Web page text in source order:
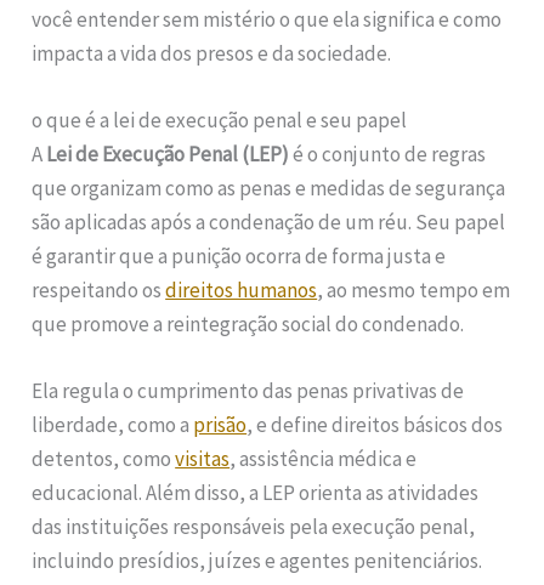
você entender sem mistério o que ela significa e como
impacta a vida dos presos e da sociedade.
o que é a lei de execução penal e seu papel
ALei de Execução Penal (LEP)é o conjunto de regras
que organizam como as penas e medidas de segurança
são aplicadas após a condenação de um réu. Seu papel
é garantir que a punição ocorra de forma justa e
respeitando osdireitos humanos, ao mesmo tempo em
que promove a reintegração social do condenado.
Ela regula o cumprimento das penas privativas de
liberdade, como a prisão, e define direitos básicos dos
detentos, comovisitas, assistência médica e
educacional. Além disso, a LEP orienta as atividades
das instituições responsáveis pela execução penal,
incluindo presídios, juízes e agentes penitenciários.